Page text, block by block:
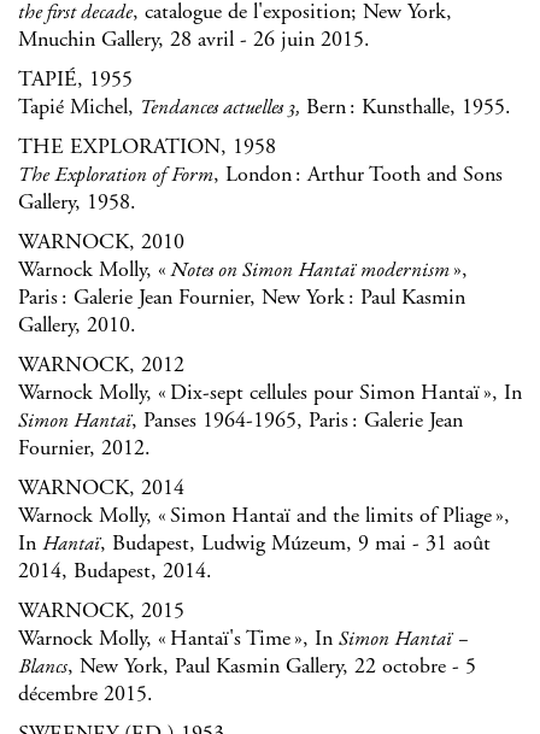
the first decade, catalogue de l'exposition; New York,
Mnuchin Gallery, 28 avril - 26 juin 2015.
TAPIÉ, 1955
Tapié Michel, Tendances actuelles 3, Bern : Kunsthalle, 1955.
THE EXPLORATION, 1958
The Exploration of Form, London : Arthur Tooth and Sons
Gallery, 1958.
WARNOCK, 2010
Warnock Molly, « Notes on Simon Hantaï modernism »,
Paris : Galerie Jean Fournier, New York : Paul Kasmin
Gallery, 2010.
WARNOCK, 2012
Warnock Molly, « Dix-sept cellules pour Simon Hantaï », In
Simon Hantaï, Panses 1964-1965, Paris : Galerie Jean
Fournier, 2012.
WARNOCK, 2014
Warnock Molly, « Simon Hantaï and the limits of Pliage »,
In Hantaï, Budapest, Ludwig Múzeum, 9 mai - 31 août
2014, Budapest, 2014.
WARNOCK, 2015
Warnock Molly, « Hantaï's Time », In Simon Hantaï –
Blancs, New York, Paul Kasmin Gallery, 22 octobre - 5
décembre 2015.